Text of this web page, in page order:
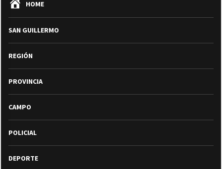
HOME
SAN GUILLERMO
REGIÓN
PROVINCIA
CAMPO
POLICIAL
DEPORTE